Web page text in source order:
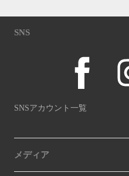
SNS
SNSアカウント一覧
メディア